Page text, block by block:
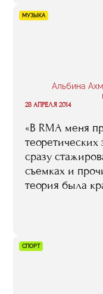
МУЗЫКА
Альбина
28 АПРЕЛЯ 2014
«В RMA меня
сразу
съемках и
теория была
Нестеров,
и многие
деле, готовые
своими
СПОРТ